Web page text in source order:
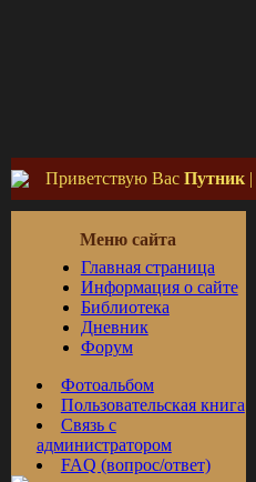
Приветствую Вас Путник|
Меню сайта
Главная страница
Информация о сайте
Библиотека
Дневник
Форум
Фотоальбом
Пользовательская книга
Связь с
администратором
FAQ (вопрос/ответ)